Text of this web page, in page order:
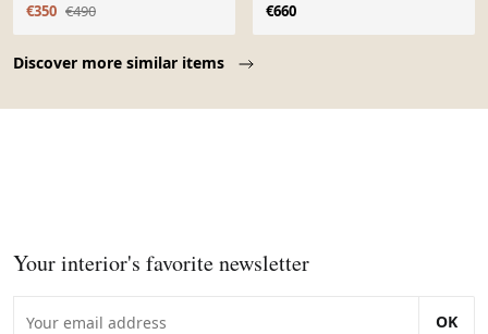
Discover more similar items
€350 €490
€660
Your interior's favorite newsletter
OK